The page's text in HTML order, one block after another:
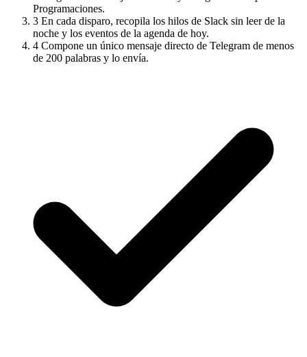
Programaciones.
3 En cada disparo, recopila los hilos de Slack sin leer de la
noche y los eventos de la agenda de hoy.
4 Compone un único mensaje directo de Telegram de menos
de 200 palabras y lo envía.